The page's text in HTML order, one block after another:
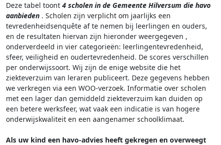
Deze tabel toont 4 scholen in de Gemeente Hilversum die havo
aanbieden . Scholen zijn verplicht om jaarlijks een
tevredenheidsenquête af te nemen bij leerlingen en ouders,
en de resultaten hiervan zijn hieronder weergegeven ,
onderverdeeld in vier categorieën: leerlingentevredenheid,
sfeer, veiligheid en oudertevredenheid. De scores verschillen
per onderwijssoort. Wij zijn de enige website die het
ziekteverzuim van leraren publiceert. Deze gegevens hebben
we verkregen via een WOO-verzoek. Informatie over scholen
met een lager dan gemiddeld ziekteverzuim kan duiden op
een betere werksfeer, wat vaak een indicatie is van hogere
onderwijskwaliteit en een aangenamer schoolklimaat.
Als uw kind een havo-advies heeft gekregen en overweegt